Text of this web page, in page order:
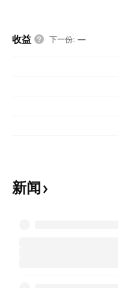
收益 下一份: —
新闻